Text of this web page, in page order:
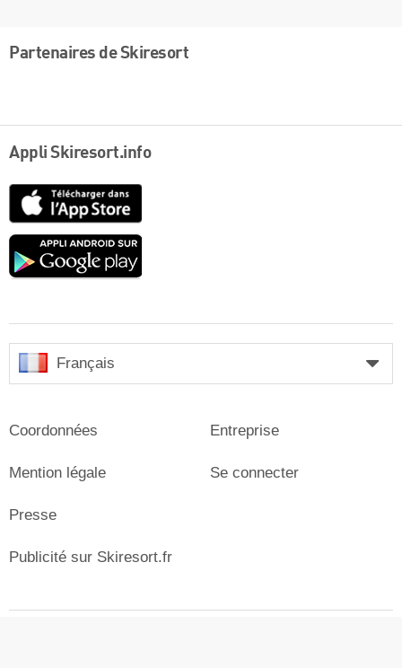
Partenaires de Skiresort
Appli Skiresort.info
Google
Français
Coordonnées
Mention légale
Presse
Entreprise
Se connecter
Publicité sur Skiresort.fr